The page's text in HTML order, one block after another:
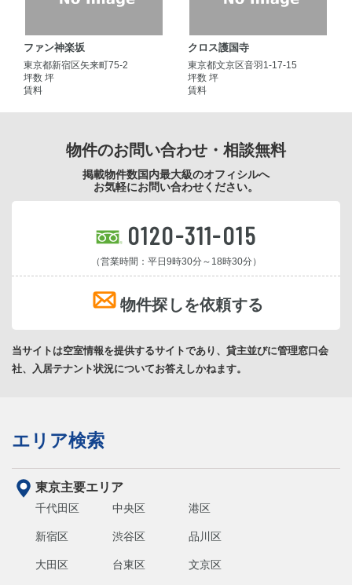
ファン神楽坂
東京都新宿区矢来町75-2
坪数 坪
賃料
クロス護国寺
東京都文京区音羽1-17-15
坪数 坪
賃料
物件のお問い合わせ・相談無料
掲載物件数国内最大級のオフィシルへ
お気軽にお問い合わせください。
0120-311-015
（営業時間：平日9時30分～18時30分）
物件探しを依頼する
当サイトは空室情報を提供するサイトであり、貸主並びに管理窓口会
社、入居テナント状況についてお答えしかねます。
エリア検索
東京主要エリア
千代田区 中央区 港区
新宿区 渋谷区 品川区
大田区 台東区 文京区